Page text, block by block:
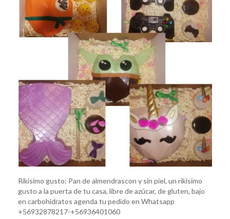
Rikisimo gusto: Pan de almendrascon y sin piel, un rikisimo
gusto a la puerta de tu casa, libre de azúcar, de gluten, bajo
en carbohidratos agenda tu pedido en Whatsapp
+56932878217-+56936401060